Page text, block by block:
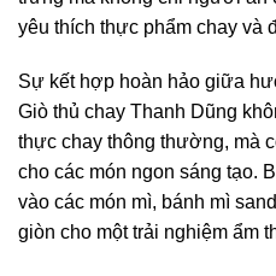
yêu thích thực phẩm chay và
Sự kết hợp hoàn hảo giữa
Giò thủ chay Thanh Dũng
thực chay thông thường, mà
cho các món ngon sáng tạo.
vào các món mì, bánh mì
giòn cho một trải nghiệm ẩm